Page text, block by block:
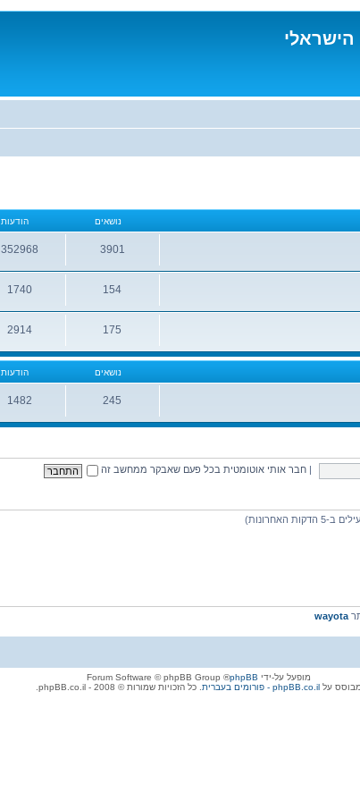
נושאים הודעות
3901
נושאים
352968
הודעות
154
נושאים
1740
הודעות
175
נושאים
2914
הודעות
נושאים הודעות
245
נושאים
1482
הודעות
חבר אותי אוטומטית בכל פעם שאבקר ממחשב זה
wayota
מופעל על-ידי phpBB
® Forum Software © phpBB Group
מבוסס עלphpBB.co.il - פורומים בעברית . כל הזכויות שמורות © 2008 - phpBB.co.il.